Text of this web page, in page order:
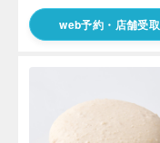
web予約・店舗受取